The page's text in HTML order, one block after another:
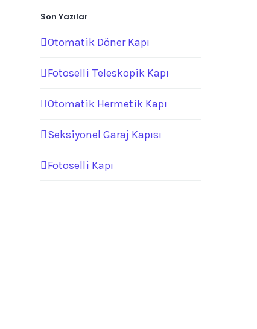
Son Yazılar
Otomatik Döner Kapı
Fotoselli Teleskopik Kapı
Otomatik Hermetik Kapı
Seksiyonel Garaj Kapısı
Fotoselli Kapı